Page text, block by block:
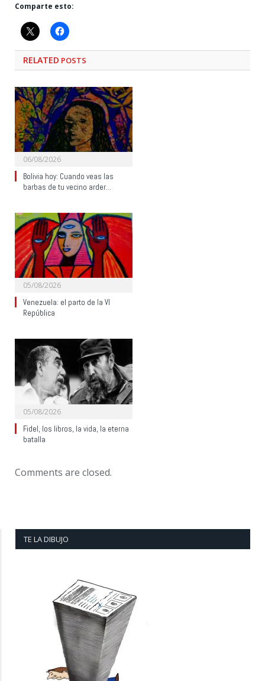
Comparte esto:
RELATED POSTS
06/08/2026
Bolivia hoy: Cuando veas las
barbas de tu vecino arder…
05/08/2026
Venezuela: el parto de la VI
República
05/08/2026
Fidel, los libros, la vida, la eterna
batalla
Comments are closed.
TE LA DIBUJO